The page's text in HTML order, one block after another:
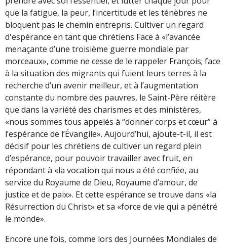
que la fatigue, la peur, l’incertitude et les ténèbres ne
bloquent pas le chemin entrepris. Cultiver un regard
d'espérance en tant que chrétiens Face à «l’avancée
menaçante d’une troisième guerre mondiale par
morceaux», comme ne cesse de le rappeler François; face
à la situation des migrants qui fuient leurs terres à la
recherche d’un avenir meilleur, et à l’augmentation
constante du nombre des pauvres, le Saint-Père réitère
que dans la variété des charismes et des ministères,
«nous sommes tous appelés à “donner corps et cœur” à
l’espérance de l’Évangile». Aujourd’hui, ajoute-t-il, il est
décisif pour les chrétiens de cultiver un regard plein
d’espérance, pour pouvoir travailler avec fruit, en
répondant à «la vocation qui nous a été confiée, au
service du Royaume de Dieu, Royaume d’amour, de
justice et de paix». Et cette espérance se trouve dans «la
Résurrection du Christ» et sa «force de vie qui a pénétré
le monde».
Encore une fois, comme lors des Journées Mondiales de